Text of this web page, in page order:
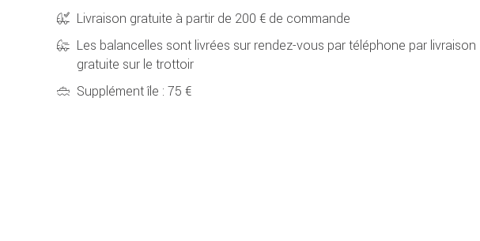
Livraison gratuite à partir de 200 € de commande
Les balancelles sont livrées sur rendez-vous par téléphone par livraison
gratuite sur le trottoir
Supplément île : 75 €